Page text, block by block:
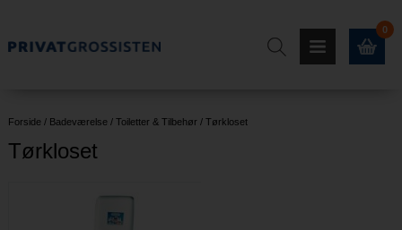
0
Forside / Badeværelse / Toiletter & Tilbehør / Tørkloset
Tørkloset